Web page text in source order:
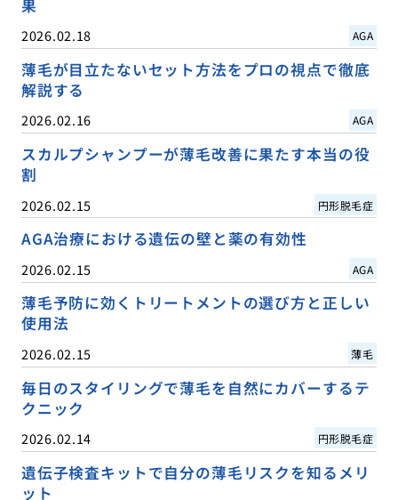
果
2026.02.18 AGA
薄毛が目立たないセット方法をプロの視点で徹底
解説する
2026.02.16 AGA
スカルプシャンプーが薄毛改善に果たす本当の役
割
2026.02.15 円形脱毛症
AGA治療における遺伝の壁と薬の有効性
2026.02.15 AGA
薄毛予防に効くトリートメントの選び方と正しい
使用法
2026.02.15 薄毛
毎日のスタイリングで薄毛を自然にカバーするテ
クニック
2026.02.14 円形脱毛症
遺伝子検査キットで自分の薄毛リスクを知るメリ
ット